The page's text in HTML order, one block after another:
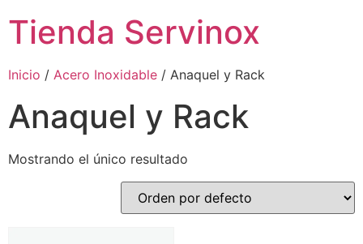
Tienda Servinox
Inicio / Acero Inoxidable / Anaquel y Rack
Anaquel y Rack
Mostrando el único resultado